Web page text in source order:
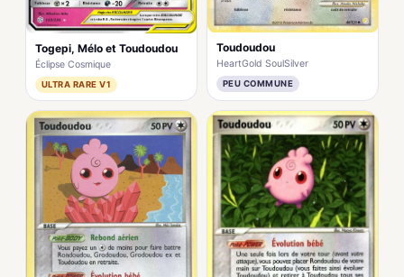
Togepi, Mélo et Toudoudou
Éclipse Cosmique
ULTRA RARE V1
Toudoudou
HeartGold SoulSilver
PEU COMMUNE